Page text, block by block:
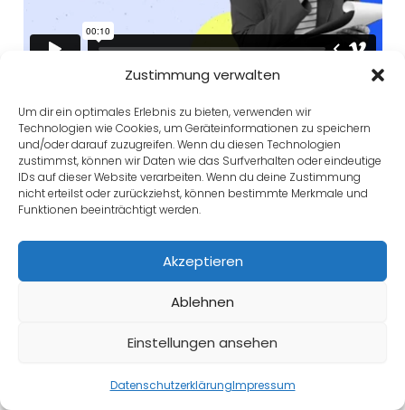
Zustimmung verwalten
Um dir ein optimales Erlebnis zu bieten, verwenden wir
Technologien wie Cookies, um Geräteinformationen zu speichern
und/oder darauf zuzugreifen. Wenn du diesen Technologien
zustimmst, können wir Daten wie das Surfverhalten oder eindeutige
IDs auf dieser Website verarbeiten. Wenn du deine Zustimmung
nicht erteilst oder zurückziehst, können bestimmte Merkmale und
Funktionen beeinträchtigt werden.
Akzeptieren
Ablehnen
Einstellungen ansehen
DatenschutzerklärungImpressum
Zurück zu Kurs